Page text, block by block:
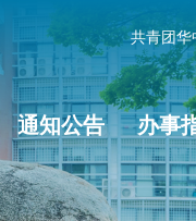
共青团华
通知公告 办事